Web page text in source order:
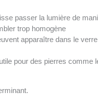
passer la lumière de
trop homogène
apparaître dans le verre
pour des pierres comme